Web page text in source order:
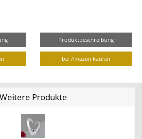
Produktbeschreibung
bei Amazon kaufen
Weitere Produkte